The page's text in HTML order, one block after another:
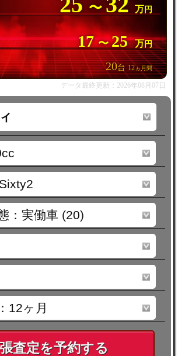
〜 万 円
17 〜25 万円
20台12ヵ月間
データ最終更新：2026年08月07日
査定を予約する